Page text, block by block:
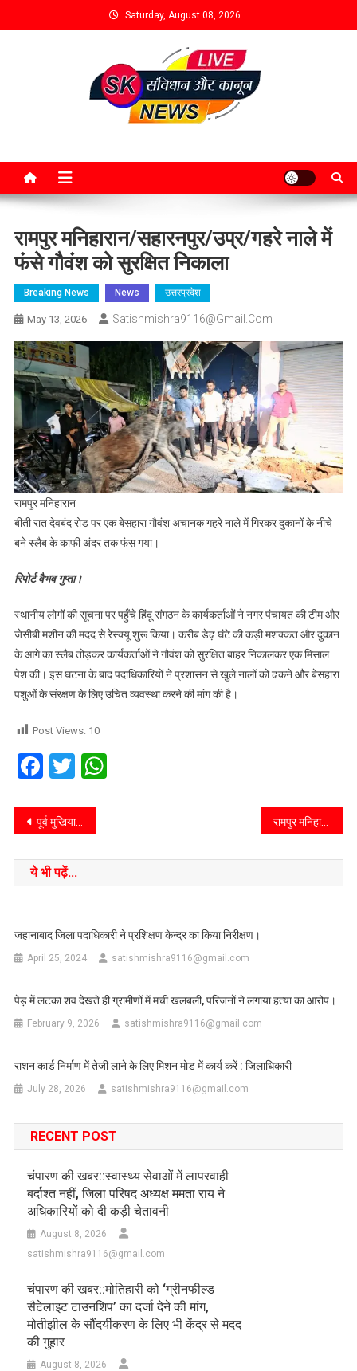
Saturday, August 08, 2026
रामपुर मनिहारान/सहारनपुर/उप्र/गहरे नाले में
फंसे गौवंश को सुरक्षित निकाला
Breaking News News उत्तरप्रदेश
May 13, 2026 Satishmishra9116@gmail.com
रामपुर मनिहारान
बीती रात देवबंद रोड पर एक बेसहारा गौवंश अचानक गहरे नाले में गिरकर दुकानों के नीचे
बने स्लैब के काफी अंदर तक फंस गया।
रिपोर्ट वैभव गुप्ता।
स्थानीय लोगों की सूचना पर पहुँचे हिंदू संगठन के कार्यकर्ताओं ने नगर पंचायत की टीम और
जेसीबी मशीन की मदद से रेस्क्यू शुरू किया। करीब डेढ़ घंटे की कड़ी मशक्कत और दुकान
के आगे का स्लैब तोड़कर कार्यकर्ताओं ने गौवंश को सुरक्षित बाहर निकालकर एक मिसाल
पेश की। इस घटना के बाद पदाधिकारियों ने प्रशासन से खुले नालों को ढकने और बेसहारा
पशुओं के संरक्षण के लिए उचित व्यवस्था करने की मांग की है।
Post Views: 10
Facebook
TwitterWhatsApp
पूर्व मुखिया स्व मालती देवी के आठवीं पुण्यतिथि पर की गई श्रद्धांजलि अर्पित। रामपुर मनिहारान/सहारनपुर/उप्र/सरकारी गाड़ियों के बजाय जन-परिवहन का सहारा लेंगे राज्य मंत्री
ये भी पढ़ें...
जहानाबाद जिला पदाधिकारी ने प्रशिक्षण केन्द्र का किया निरीक्षण।
April 25, 2024 satishmishra9116@gmail.com
पेड़ में लटका शव देखते ही ग्रामीणों में मची खलबली, परिजनों ने लगाया हत्या का आरोप।
February 9, 2026 satishmishra9116@gmail.com
राशन कार्ड निर्माण में तेजी लाने के लिए मिशन मोड में कार्य करें : जिलाधिकारी
July 28, 2026 satishmishra9116@gmail.com
RECENT POST
चंपारण की खबर::स्वास्थ्य सेवाओं में लापरवाही
बर्दाश्त नहीं, जिला परिषद अध्यक्ष ममता राय ने
अधिकारियों को दी कड़ी चेतावनी
August 8, 2026
satishmishra9116@gmail.com
चंपारण की खबर::मोतिहारी को ‘ग्रीनफील्ड
सैटेलाइट टाउनशिप’ का दर्जा देने की मांग,
मोतीझील के सौंदर्यीकरण के लिए भी केंद्र से मदद
की गुहार
August 8, 2026